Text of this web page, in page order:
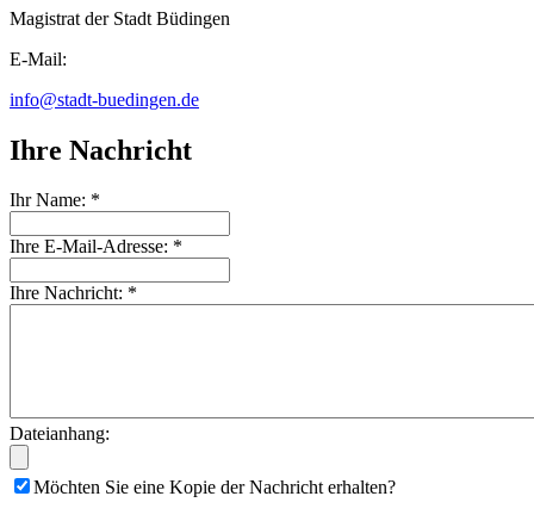
Magistrat der Stadt Büdingen
E-Mail:
info@stadt-buedingen.de
Ihre Nachricht
Ihr Name: *
Ihre E-Mail-Adresse: *
Ihre Nachricht: *
Dateianhang:
Möchten Sie eine Kopie der Nachricht erhalten?